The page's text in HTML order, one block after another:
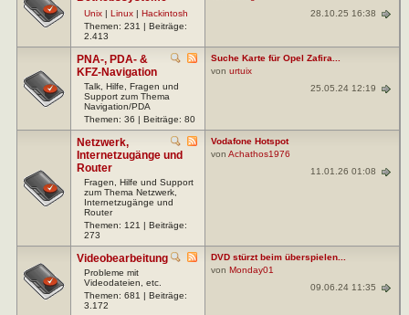
Unix | Linux | Hackintosh
Themen: 231 | Beiträge:
2.413
28.10.25 16:38
PNA-, PDA- &
KFZ-Navigation
Talk, Hilfe, Fragen und
Support zum Thema
Navigation/PDA
Themen: 36 | Beiträge: 80
Suche Karte für Opel Zafira...
von urtuix
25.05.24 12:19
Netzwerk,
Internetzugänge und
Router
Fragen, Hilfe und Support
zum Thema Netzwerk,
Internetzugänge und
Router
Themen: 121 | Beiträge:
273
Vodafone Hotspot
von Achathos1976
11.01.26 01:08
Videobearbeitung
Probleme mit
Videodateien, etc.
Themen: 681 | Beiträge:
3.172
DVD stürzt beim überspielen...
von Monday01
09.06.24 11:35